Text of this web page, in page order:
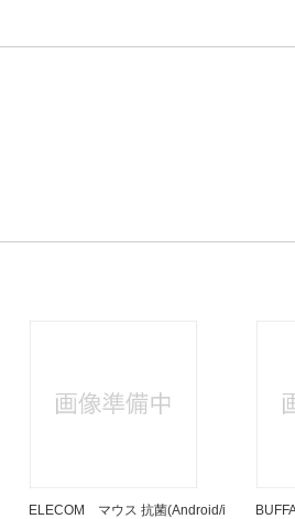
ELECOM マウス 抗菌(Android/i